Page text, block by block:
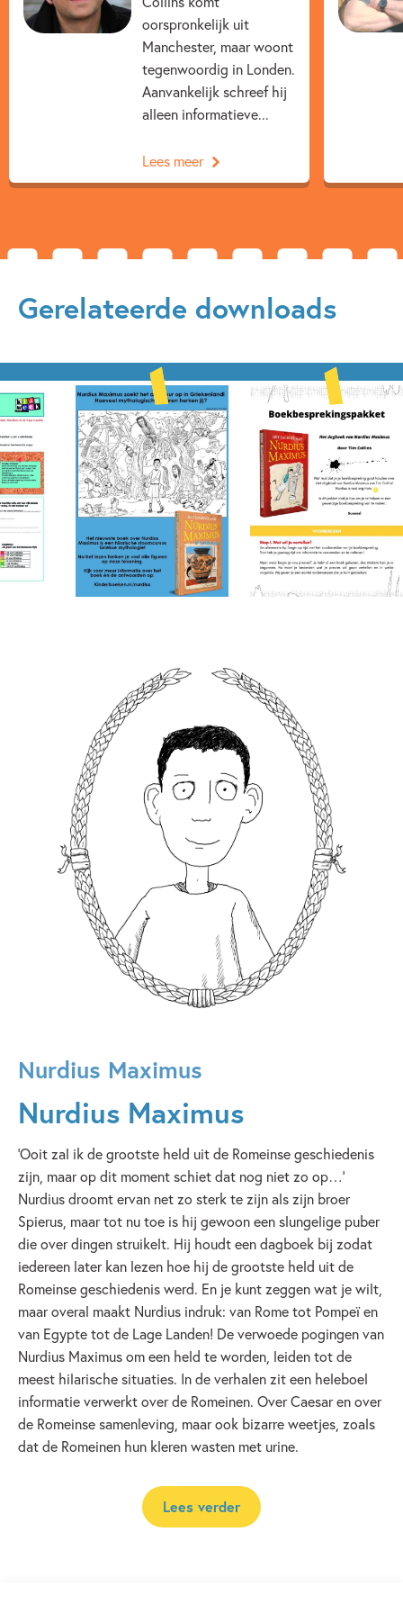
Fantasie
Geschiedenis
Humor
Sprookjes, mythen & legendes
Tim Collins
oorspronkelijk uit
Manchester, maar woont
tegenwoordig in Londen.
Aanvankelijk schreef hij
alleen informatieve...
Lees meer
Gerelateerde downloads
Nurdius Maximus
Nurdius Maximus
‘Ooit zal ik de grootste held uit de Romeinse geschiedenis
zijn, maar op dit moment schiet dat nog niet zo op…’
Nurdius droomt ervan net zo sterk te zijn als zijn broer
Spierus, maar tot nu toe is hij gewoon een slungelige puber
die over dingen struikelt. Hij houdt een dagboek bij zodat
iedereen later kan lezen hoe hij de grootste held uit de
Romeinse geschiedenis werd. En je kunt zeggen wat je wilt,
maar overal maakt Nurdius indruk: van Rome tot Pompeï en
van Egypte tot de Lage Landen! De verwoede pogingen van
Nurdius Maximus om een held te worden, leiden tot de
meest hilarische situaties. In de verhalen zit een heleboel
informatie verwerkt over de Romeinen. Over Caesar en over
de Romeinse samenleving, maar ook bizarre weetjes, zoals
dat de Romeinen hun kleren wasten met urine.
Lees verder